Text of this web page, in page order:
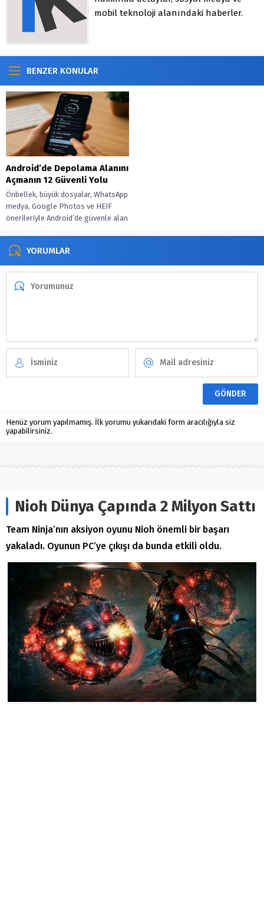
mobil teknoloji alanındaki haberler.
BENZER KONULAR
Android’de Depolama Alanını
Açmanın 12 Güvenli Yolu
Önbellek, büyük dosyalar, WhatsApp
medya, Google Photos ve HEIF
önerileriyle Android’de güvenle alan
YORUMLAR
Henüz yorum yapılmamış. İlk yorumu yukarıdaki form aracılığıyla siz
yapabilirsiniz.
Nioh Dünya Çapında 2 Milyon Sattı
Team Ninja’nın aksiyon oyunu Nioh önemli bir başarı
yakaladı. Oyunun PC’ye çıkışı da bunda etkili oldu.